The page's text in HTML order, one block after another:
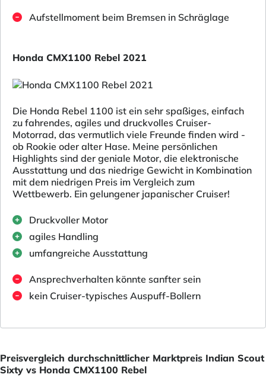
Aufstellmoment beim Bremsen in Schräglage
Honda CMX1100 Rebel 2021
Die Honda Rebel 1100 ist ein sehr spaßiges, einfach
zu fahrendes, agiles und druckvolles Cruiser-
Motorrad, das vermutlich viele Freunde finden wird -
ob Rookie oder alter Hase. Meine persönlichen
Highlights sind der geniale Motor, die elektronische
Ausstattung und das niedrige Gewicht in Kombination
mit dem niedrigen Preis im Vergleich zum
Wettbewerb. Ein gelungener japanischer Cruiser!
Druckvoller Motor
agiles Handling
umfangreiche Ausstattung
Ansprechverhalten könnte sanfter sein
kein Cruiser-typisches Auspuff-Bollern
Preisvergleich durchschnittlicher Marktpreis Indian Scout
Sixty vs Honda CMX1100 Rebel